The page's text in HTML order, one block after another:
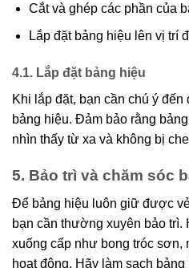
Cắt và ghép các phần của
Lắp đặt bảng hiệu lên vị trí
4.1. Lắp đặt bảng hiệu
Khi lắp đặt, bạn cần chú ý đến
bảng hiệu. Đảm bảo rằng
nhìn thấy từ xa và không bị
5. Bảo trì và chăm sóc
Để bảng hiệu luôn giữ được
bạn cần thường xuyên bảo trì.
xuống cấp như bong tróc sơn,
hoạt động. Hãy làm sạch